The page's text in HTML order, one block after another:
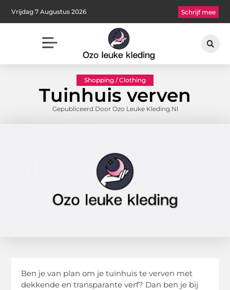
Vrijdag 7 Augustus 2026 Schrijf mee
Shopping / Clothing
Tuinhuis verven
Gepubliceerd Door Ozo Leuke Kleding.nl
Ben je van plan om je tuinhuis te verven met
dekkende en transparante verf? Dan ben je bij